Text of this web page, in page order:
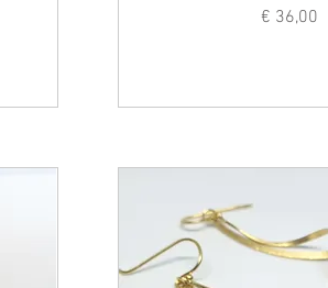
Prijs
€ 36,00